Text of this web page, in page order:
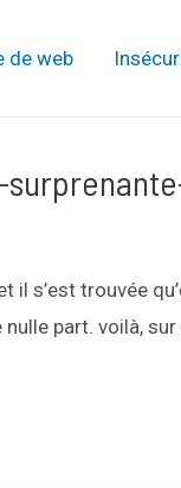
de web
il s’est trouvée
part. voilà,